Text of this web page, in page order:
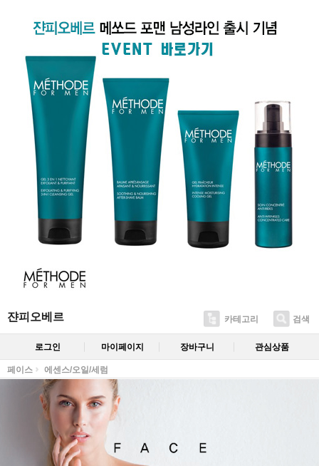
쟌피오베르 카테고리 검색
로그인 마이페이지 장바구니 관심상품
페이스 에센스/오일/세럼